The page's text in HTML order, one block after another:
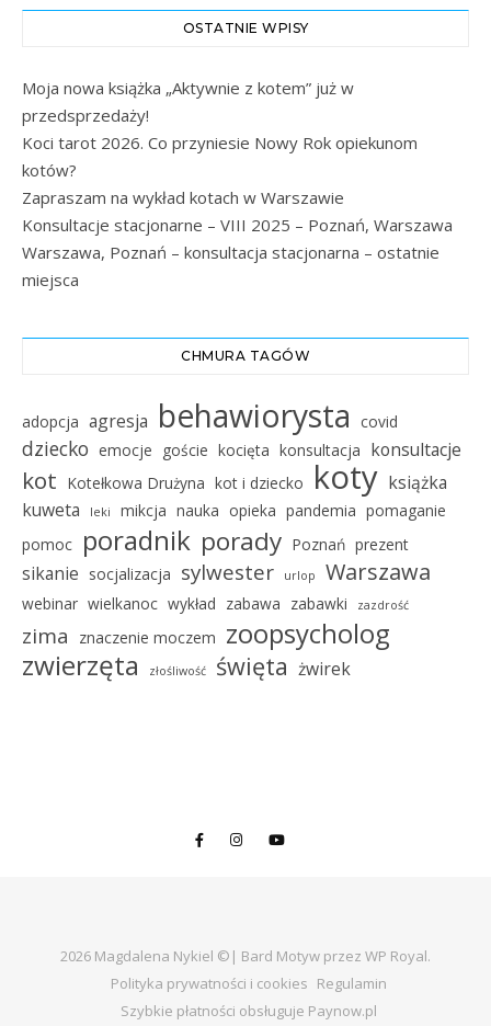
OSTATNIE WPISY
Moja nowa książka „Aktywnie z kotem” już w
przedsprzedaży!
Koci tarot 2026. Co przyniesie Nowy Rok opiekunom
kotów?
Zapraszam na wykład kotach w Warszawie
Konsultacje stacjonarne – VIII 2025 – Poznań, Warszawa
Warszawa, Poznań – konsultacja stacjonarna – ostatnie
miejsca
CHMURA TAGÓW
adopcja agresja behawiorysta covid
dziecko emocje goście kocięta konsultacja konsultacje
kot Kotełkowa Drużyna kot i dziecko koty książka
kuweta
leki mikcja nauka opieka pandemia pomaganie
pomoc poradnik porady Poznań prezent
sikanie socjalizacja sylwester urlop Warszawa
webinar wielkanoc wykład zabawa zabawki zazdrość
zima znaczenie moczem zoopsycholog
zwierzęta
złośliwość święta żwirek
2026 Magdalena Nykiel ©| Bard Motyw przez WP Royal.
Polityka prywatności i cookies Regulamin
Szybkie płatności obsługuje Paynow.pl